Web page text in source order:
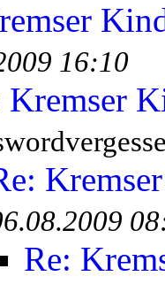
16:10
Kremser
Re: